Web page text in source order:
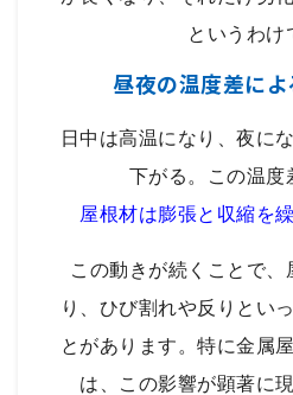
というわけ
昼夜の温度差に
日中は高温になり、夜に
下がる。この温度
屋根材は膨張と収縮を
この動きが続くことで
り、ひび割れや反りとい
とがあります。特に金属
は、この影響が顕著に